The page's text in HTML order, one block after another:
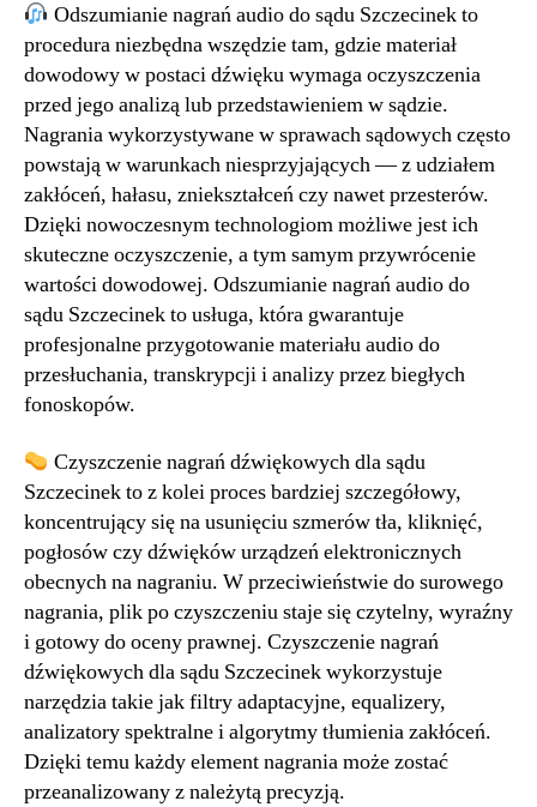
Odszumianie nagrań audio do sądu Szczecinek to
procedura niezbędna wszędzie tam, gdzie materiał
dowodowy w postaci dźwięku wymaga oczyszczenia
przed jego analizą lub przedstawieniem w sądzie.
Nagrania wykorzystywane w sprawach sądowych często
powstają w warunkach niesprzyjających — z udziałem
zakłóceń, hałasu, zniekształceń czy nawet przesterów.
Dzięki nowoczesnym technologiom możliwe jest ich
skuteczne oczyszczenie, a tym samym przywrócenie
wartości dowodowej. Odszumianie nagrań audio do
sądu Szczecinek to usługa, która gwarantuje
profesjonalne przygotowanie materiału audio do
przesłuchania, transkrypcji i analizy przez biegłych
fonoskopów.
Czyszczenie nagrań dźwiękowych dla sądu
Szczecinek to z kolei proces bardziej szczegółowy,
koncentrujący się na usunięciu szmerów tła, kliknięć,
pogłosów czy dźwięków urządzeń elektronicznych
obecnych na nagraniu. W przeciwieństwie do surowego
nagrania, plik po czyszczeniu staje się czytelny, wyraźny
i gotowy do oceny prawnej. Czyszczenie nagrań
dźwiękowych dla sądu Szczecinek wykorzystuje
narzędzia takie jak filtry adaptacyjne, equalizery,
analizatory spektralne i algorytmy tłumienia zakłóceń.
Dzięki temu każdy element nagrania może zostać
przeanalizowany z należytą precyzją.